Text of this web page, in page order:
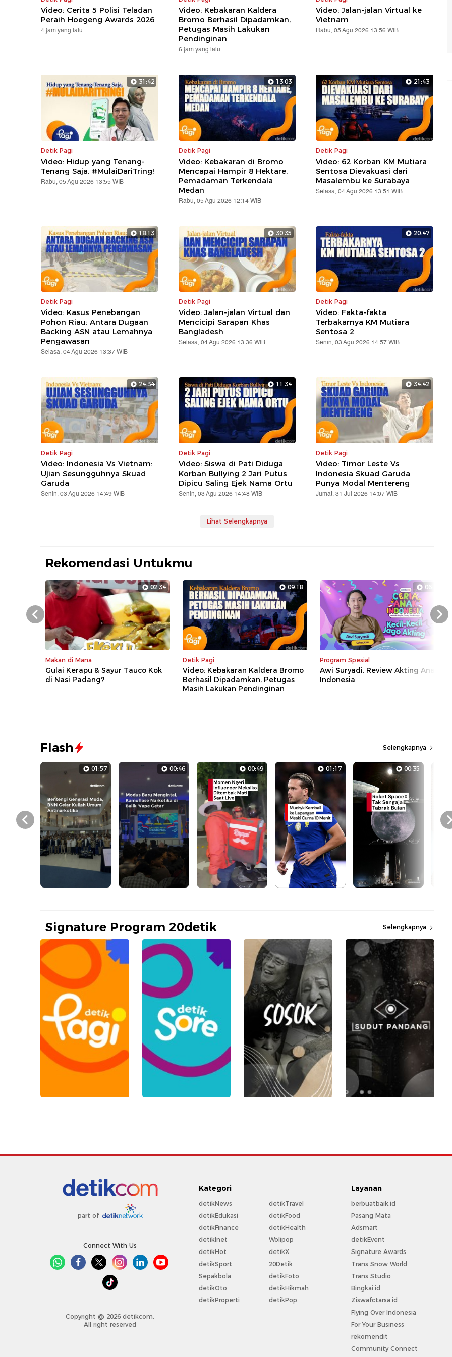
Video: Cerita 5 Polisi Teladan
Peraih Hoegeng Awards 2026
4 jam yang lalu
Video: Kebakaran Kaldera
Bromo Berhasil Dipadamkan,
Petugas Masih Lakukan
Pendinginan
6 jam yang lalu
Video: Jalan-jalan Virtual ke
Vietnam
Rabu, 05 Agu 2026 13:56 WIB
31:42
Detik Pagi
Video: Hidup yang Tenang-
Tenang Saja, #MulaiDariTring!
Rabu, 05 Agu 2026 13:55 WIB
13:03
Detik Pagi
Video: Kebakaran di Bromo
Mencapai Hampir 8 Hektare,
Pemadaman Terkendala
Medan
Rabu, 05 Agu 2026 12:14 WIB
21:43
Detik Pagi
Video: 62 Korban KM Mutiara
Sentosa Dievakuasi dari
Masalembu ke Surabaya
Selasa, 04 Agu 2026 13:51 WIB
18:13
Detik Pagi
Video: Kasus Penebangan
Pohon Riau: Antara Dugaan
Backing ASN atau Lemahnya
Pengawasan
Selasa, 04 Agu 2026 13:37 WIB
30:35
Detik Pagi
Video: Jalan-jalan Virtual dan
Mencicipi Sarapan Khas
Bangladesh
Selasa, 04 Agu 2026 13:36 WIB
20:47
Detik Pagi
Video: Fakta-fakta
Terbakarnya KM Mutiara
Sentosa 2
Senin, 03 Agu 2026 14:57 WIB
24:34
Detik Pagi
Video: Indonesia Vs Vietnam:
Ujian Sesungguhnya Skuad
Garuda
Senin, 03 Agu 2026 14:49 WIB
11:34
Detik Pagi
Video: Siswa di Pati Diduga
Korban Bullying 2 Jari Putus
Dipicu Saling Ejek Nama Ortu
Senin, 03 Agu 2026 14:48 WIB
34:42
Detik Pagi
Video: Timor Leste Vs
Indonesia Skuad Garuda
Punya Modal Mentereng
Jumat, 31 Jul 2026 14:07 WIB
Lihat Selengkapnya
Rekomendasi Untukmu
02:34
Makan di Mana
Gulai Kerapu & Sayur Tauco Kok
di Nasi Padang?
09:18
Detik Pagi
Video: Kebakaran Kaldera Bromo
Berhasil Dipadamkan, Petugas
Masih Lakukan Pendinginan
06:35
Program Spesial
Awi Suryadi, Review Akting Anak
Indonesia
Prev Next
Flash Selengkapnya
01:57 00:46 00:49 01:17 00:35
Prev
Signature Program 20detik Selengkapnya
part of
Connect With Us
Copyright @ 2026 detikcom.
All right reserved
Kategori
detikNews
detikEdukasi
detikFinance
detikInet
detikHot
detikSport
Sepakbola
detikOto
detikProperti
detikTravel
detikFood
detikHealth
Wolipop
detikX
20Detik
detikFoto
detikHikmah
detikPop
Layanan
berbuatbaik.id
Pasang Mata
Adsmart
detikEvent
Signature Awards
Trans Snow World
Trans Studio
Bingkai.id
Ziswafctarsa.id
Flying Over Indonesia
For Your Business
rekomendit
Community Connect